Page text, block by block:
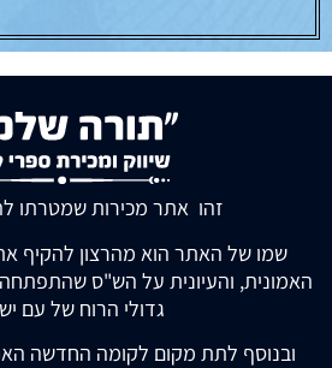
זהו אתר מכירות שמטרתו
שמו של האתר הוא מהרצון להקיף
האמונית, והעיונית על הש"ס
גדולי הרוח של עם
ובנוסף לתת מקום לקומה החדשה